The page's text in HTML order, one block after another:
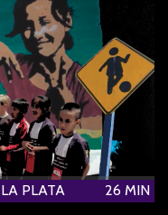
PLATA 26 MIN